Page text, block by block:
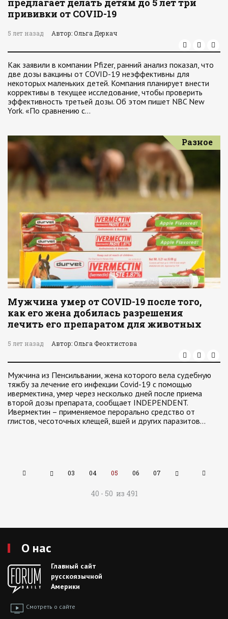
предлагает делать детям до 5 лет три
прививки от COVID-19
5 лет назад Автор: Ольга Деркач
Как заявили в компании Pfizer, ранний анализ показал, что
две дозы вакцины от COVID-19 неэффективны для
некоторых маленьких детей. Компания планирует внести
коррективы в текущее исследование, чтобы проверить
эффективность третьей дозы. Об этом пишет NBC New
York. «По сравнению с…
Разное
Мужчина умер от COVID-19 после того,
как его жена добилась разрешения
лечить его препаратом для животных
5 лет назад Автор: Ольга Феоктистова
Мужчина из Пенсильвании, жена которого вела судебную
тяжбу за лечение его инфекции Covid-19 с помощью
ивермектина, умер через несколько дней после приема
второй дозы препарата, сообщает INDEPENDENT.
Ивермектин – применяемое перорально средство от
глистов, чесоточных клещей, вшей и других паразитов…
03 04 05 06 07
40 - 50 из 491
О нас
Главный сайт
русскоязычной
Америки
Смотреть о сайте